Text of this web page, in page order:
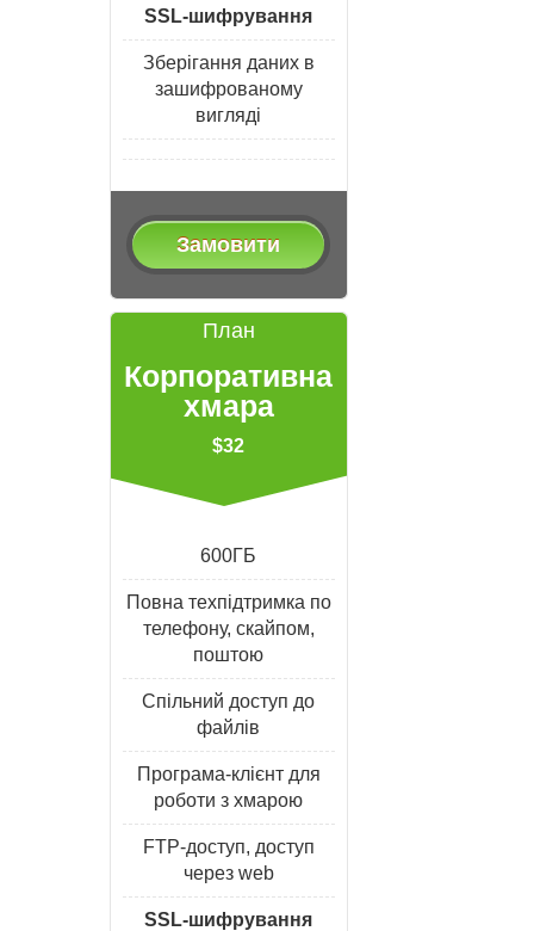
SSL-шифрування
Зберігання даних в
зашифрованому
вигляді
Замовити
План
Корпоративна
хмара
$32
600ГБ
Повна техпідтримка по
телефону, скайпом,
поштою
Спільний доступ до
файлів
Програма-клієнт для
роботи з хмарою
FTP-доступ, доступ
через web
SSL-шифрування